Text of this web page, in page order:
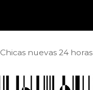
Chicas nuevas 24 horas